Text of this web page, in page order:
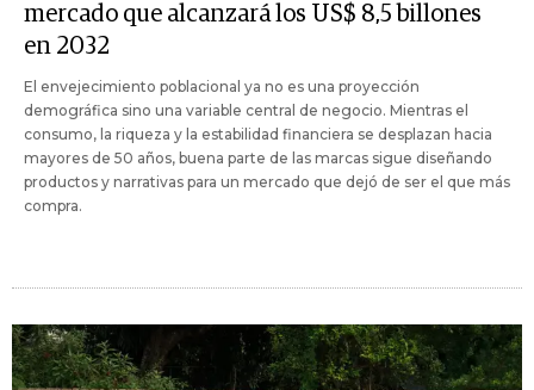
mercado que alcanzará los US$ 8,5 billones
en 2032
El envejecimiento poblacional ya no es una proyección
demográfica sino una variable central de negocio. Mientras el
consumo, la riqueza y la estabilidad financiera se desplazan hacia
mayores de 50 años, buena parte de las marcas sigue diseñando
productos y narrativas para un mercado que dejó de ser el que más
compra.